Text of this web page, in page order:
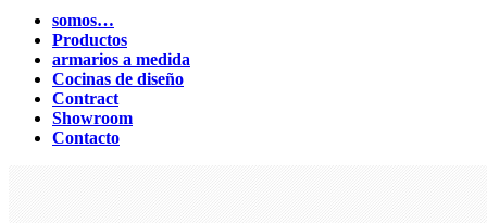
somos…
Productos
armarios a medida
Cocinas de diseño
Contract
Showroom
Contacto